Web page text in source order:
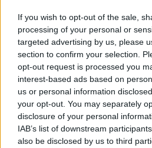
If you wish to opt-out of the sale,
processing of your personal or
targeted advertising by us, please
section to confirm your selection.
opt-out request is processed you
interest-based ads based on
us or personal information
your opt-out. You may separately
disclosure of your personal
IAB’s list of downstream
also be disclosed by us to third
NETRADICIONĀLĀ
10 vienkāršas
kas palīdzēs
PADOMI